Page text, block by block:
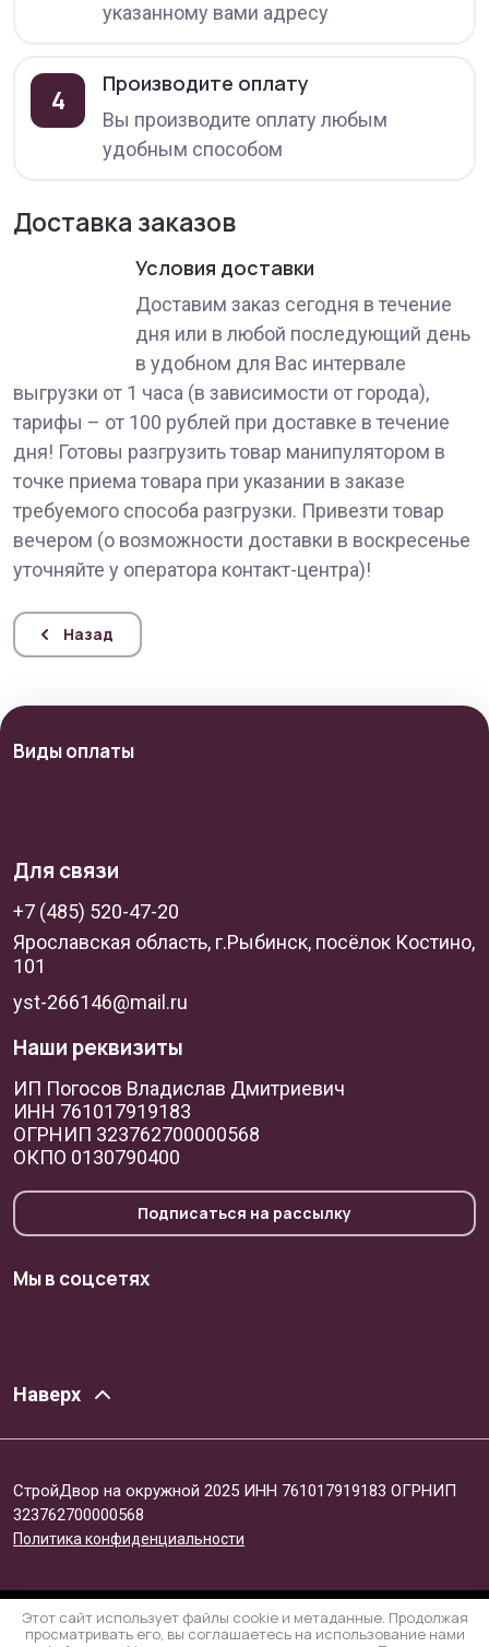
указанному вами адресу
4
Производите оплату
Вы производите оплату любым
удобным способом
Доставка заказов
Условия доставки
Доставим заказ сегодня в течение
дня или в любой последующий день
в удобном для Вас интервале
выгрузки от 1 часа (в зависимости от города),
тарифы – от 100 рублей при доставке в течение
дня! Готовы разгрузить товар манипулятором в
точке приема товара при указании в заказе
требуемого способа разгрузки. Привезти товар
вечером (о возможности доставки в воскресенье
уточняйте у оператора контакт-центра)!
Назад
Для связи
+7 (485) 520-47-20
Ярославская область, г.Рыбинск, посёлок Костино,
101
yst-266146@mail.ru
Наши реквизиты
ИП Погосов Владислав Дмитриевич
ИНН 761017919183
ОГРНИП 323762700000568
ОКПО 0130790400
Подписаться на рассылку
Мы в соцсетях
Виды оплаты
Наверх
СтройДвор на окружной 2025 ИНН 761017919183 ОГРНИП
323762700000568
Политика конфиденциальности
Этот сайт использует файлы cookie и метаданные. Продолжая
просматривать его, вы соглашаетесь на использование нами